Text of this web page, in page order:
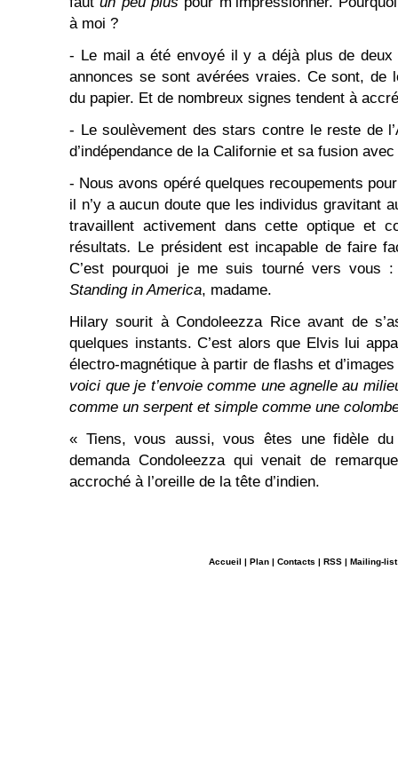
à moi ?
- Le mail a été envoyé il y a déjà plus de
annonces se sont avérées vraies. Ce sont, de
du papier. Et de nombreux signes tendent à
- Le soulèvement des stars contre le reste de
d’indépendance de la Californie et sa fusion
- Nous avons opéré quelques recoupements
il n’y a aucun doute que les individus gravitant
travaillent activement dans cette optique et
résultats. Le président est incapable de faire
C’est pourquoi je me suis tourné vers vous
Standing in America, madame.
Hilary sourit à Condoleezza Rice avant de
quelques instants. C’est alors que Elvis lui
électro-magnétique à partir de flashs et
voici que je t’envoie comme une agnelle au
comme un serpent et simple comme une
« Tiens, vous aussi, vous êtes une fidèle
demanda Condoleezza qui venait de
accroché à l’oreille de la tête d’indien.
Accueil | Plan | Contacts | RSS | Mailing-list